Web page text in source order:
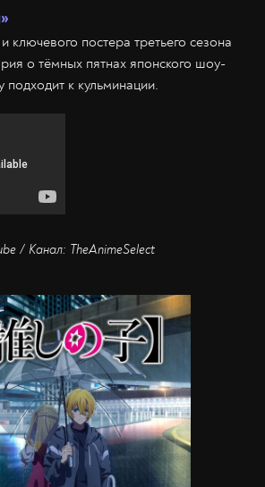
ключевого постера третьего сезона
о тёмных пятнах японского шоу-
подходит к кульминации.
/ Канал: TheAnimeSelect